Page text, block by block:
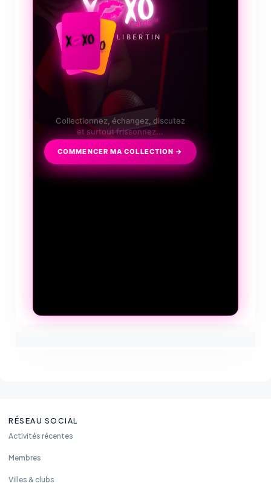
LE JEU LIBERTIN
Collectionnez, échangez, discutez
et surtout frissonnez...
COMMENCER MA COLLECTION →
RÉSEAU SOCIAL
Activités récentes
Membres
Villes & clubs